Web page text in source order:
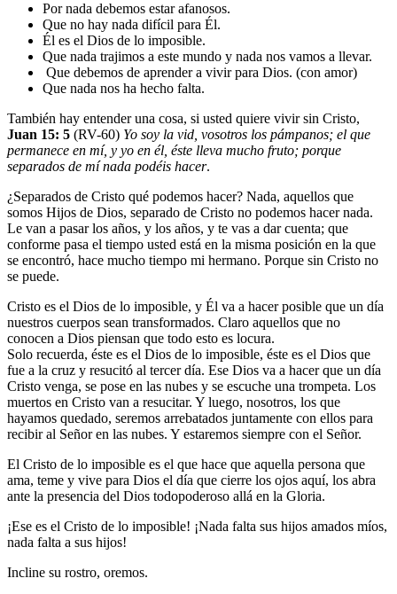
Por nada debemos estar afanosos.
Que no hay nada difícil para Él.
Él es el Dios de lo imposible.
Que nada trajimos a este mundo y nada nos vamos a llevar.
Que debemos de aprender a vivir para Dios. (con amor)
Que nada nos ha hecho falta.
También hay entender una cosa, si usted quiere vivir sin Cristo,
Juan 15: 5 (RV-60) Yo soy la vid, vosotros los pámpanos; el que
permanece en mí, y yo en él, éste lleva mucho fruto; porque
separados de mí nada podéis hacer.
¿Separados de Cristo qué podemos hacer? Nada, aquellos que
somos Hijos de Dios, separado de Cristo no podemos hacer nada.
Le van a pasar los años, y los años, y te vas a dar cuenta; que
conforme pasa el tiempo usted está en la misma posición en la que
se encontró, hace mucho tiempo mi hermano. Porque sin Cristo no
se puede.
Cristo es el Dios de lo imposible, y Él va a hacer posible que un día
nuestros cuerpos sean transformados. Claro aquellos que no
conocen a Dios piensan que todo esto es locura.
Solo recuerda, éste es el Dios de lo imposible, éste es el Dios que
fue a la cruz y resucitó al tercer día. Ese Dios va a hacer que un día
Cristo venga, se pose en las nubes y se escuche una trompeta. Los
muertos en Cristo van a resucitar. Y luego, nosotros, los que
hayamos quedado, seremos arrebatados juntamente con ellos para
recibir al Señor en las nubes. Y estaremos siempre con el Señor.
El Cristo de lo imposible es el que hace que aquella persona que
ama, teme y vive para Dios el día que cierre los ojos aquí, los abra
ante la presencia del Dios todopoderoso allá en la Gloria.
¡Ese es el Cristo de lo imposible! ¡Nada falta sus hijos amados míos,
nada falta a sus hijos!
Incline su rostro, oremos.